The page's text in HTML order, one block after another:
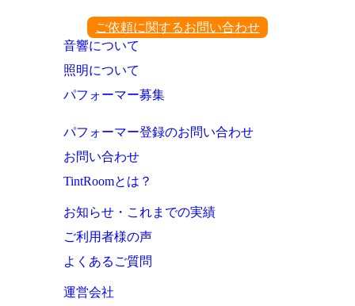
ご依頼に関するお問い合わせ
音響について
照明について
パフォーマー募集
パフォーマー登録のお問い合わせ
お問い合わせ
TintRoomとは？
お知らせ・これまでの実績
ご利用者様の声
よくあるご質問
運営会社